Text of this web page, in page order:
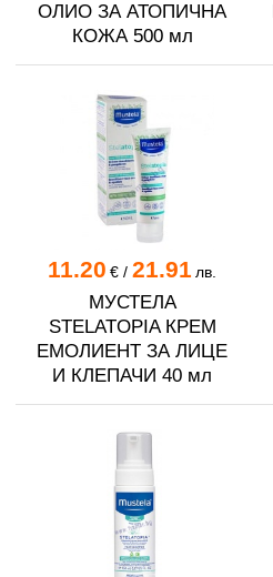
ОЛИО ЗА АТОПИЧНА
КОЖА 500 мл
11.20 € / 21.91лв.
МУСТЕЛА
STELATOPIA КРЕМ
ЕМОЛИЕНТ ЗА ЛИЦЕ
И КЛЕПАЧИ 40 мл